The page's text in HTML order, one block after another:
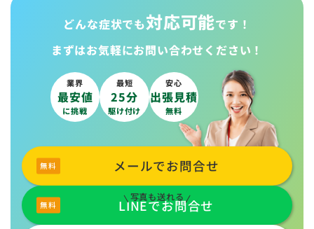
どんな症状でも対応可能です！
まずはお気軽にお問い合わせください！
業界
最安値
に挑戦
最短
25分
駆け付け
安心
出張見積
無料
メールでお問合せ
写真も送れる
LINEでお問合せ